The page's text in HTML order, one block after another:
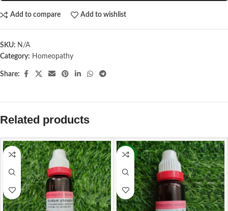
Add to compare Add to wishlist
SKU: N/A
Category: Homeopathy
Share:
Related products
-13%